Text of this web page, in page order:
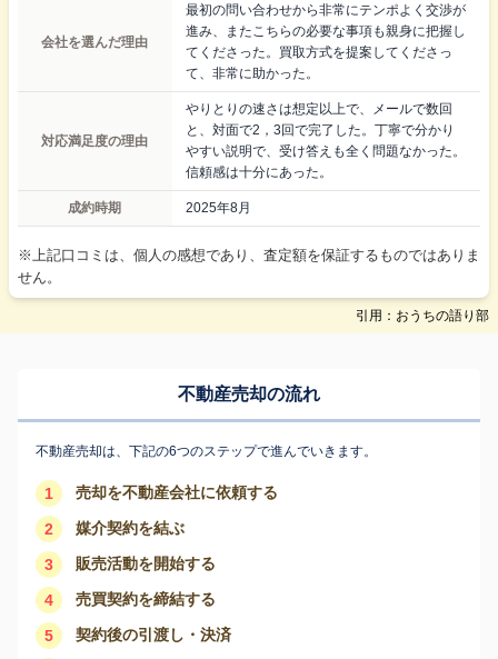
会社を選んだ理由
最初の問い合わせから非常にテンポよく交渉が
進み、またこちらの必要な事項も親身に把握し
てくださった。買取方式を提案してくださっ
て、非常に助かった。
対応満足度の理由
やりとりの速さは想定以上で、メールで数回
と、対面で2，3回で完了した。丁寧で分かり
やすい説明で、受け答えも全く問題なかった。
信頼感は十分にあった。
成約時期 2025年8月
※上記口コミは、個人の感想であり、査定額を保証するものではありま
せん。
引用：おうちの語り部
不動産売却の流れ
不動産売却は、下記の6つのステップで進んでいきます。
1 売却を不動産会社に依頼する
2 媒介契約を結ぶ
3 販売活動を開始する
4 売買契約を締結する
5 契約後の引渡し・決済